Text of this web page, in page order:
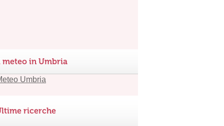
meteo in Umbria
ricerche